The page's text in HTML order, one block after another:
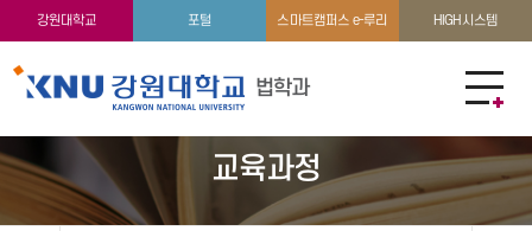
강원대학교 포털 스마트캠퍼스 e-루리 HIGH시스템
법학과
교수소개 지방입법정책·지역공익법률 지원 센터
교육과정